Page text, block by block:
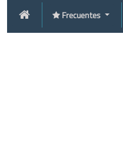
Frecuentes